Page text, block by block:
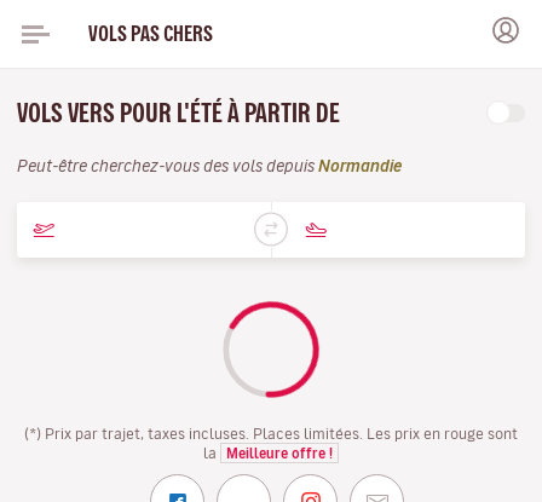
VOLS PAS CHERS
VOLS VERS POUR L'ÉTÉ À PARTIR DE
Peut-être cherchez-vous des vols depuis Normandie
(*) Prix par trajet, taxes incluses. Places limitées. Les prix en rouge sont
la
Meilleure offre !